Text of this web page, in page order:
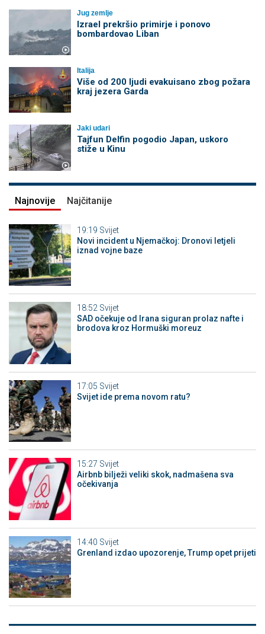
Jug zemlje
Izrael prekršio primirje i ponovo
bombardovao Liban
Italija
Više od 200 ljudi evakuisano zbog požara
kraj jezera Garda
Jaki udari
Tajfun Delfin pogodio Japan, uskoro
stiže u Kinu
Najnovije Najčitanije
19:19 Svijet
Novi incident u Njemačkoj: Dronovi letjeli
iznad vojne baze
18:52 Svijet
SAD očekuje od Irana siguran prolaz nafte i
brodova kroz Hormuški moreuz
17:05 Svijet
Svijet ide prema novom ratu?
15:27 Svijet
Airbnb bilježi veliki skok, nadmašena sva
očekivanja
14:40 Svijet
Grenland izdao upozorenje, Trump opet prijeti